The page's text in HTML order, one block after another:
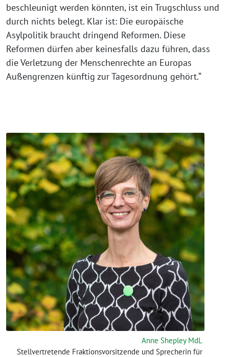
beschleunigt werden könnten, ist ein Trugschluss und
durch nichts belegt. Klar ist: Die europäische
Asylpolitik braucht dringend Reformen. Diese
Reformen dürfen aber keinesfalls dazu führen, dass
die Verletzung der Menschenrechte an Europas
Außengrenzen künftig zur Tagesordnung gehört.“
Anne Shepley MdL
Stellvertretende Fraktionsvorsitzende und Sprecherin für